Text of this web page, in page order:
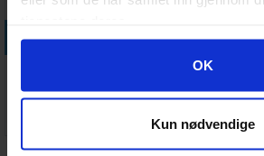
Googles retningslinjer forOK
Kun nødvendige
Legg i handlekurven
Battlefruits
Promo Pack
Legg i handlekurven
Mindbug First
Contact New
Servants Exp
30.09.2026
Legg i
Mindbug
254,-